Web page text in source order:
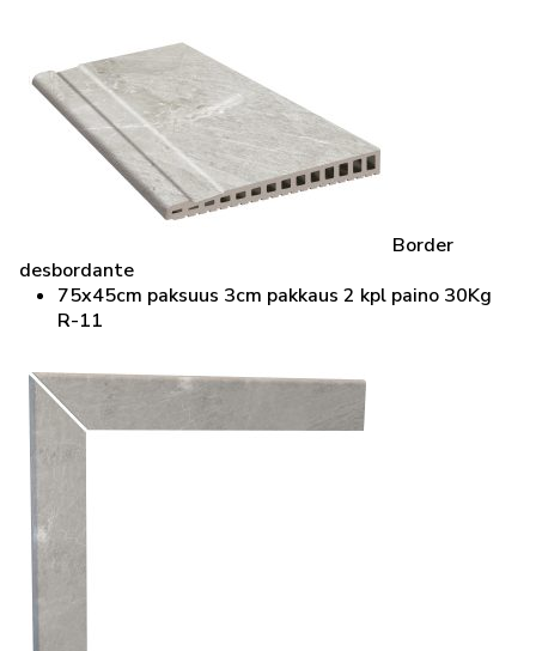
Border
desbordante
75x45cm paksuus 3cm pakkaus 2 kpl paino 30Kg
R-11